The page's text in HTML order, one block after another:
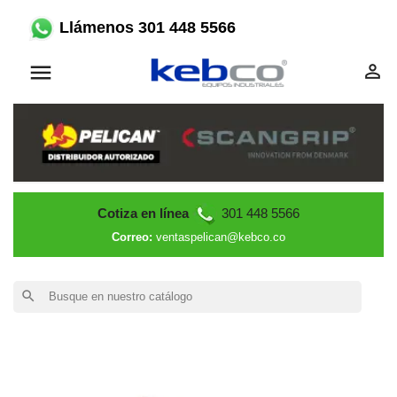
Llámenos 301 448 5566
 
Cotiza en línea 301 448 5566
Correo: ventaspelican@kebco.co
search